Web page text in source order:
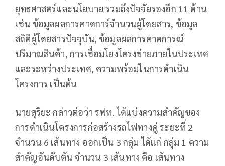
ยุทธศาสตร์และนโยบาย รวมถึงปัจจัยรองอีก 11 ด้าน
เช่น ข้อมูลผลการคาดการ์จำนวนผู้โดยสาร, ข้อมูล
สถิติผู้โดยสารปัจจุบัน, ข้อมูลผลการคาดการณ์
ปริมาณสินค้า, การเชื่อมโยงโครงข่ายภายในประเทศ
และระหว่างประเทศ, ความพร้อมในการดำเนิน
โครงการ เป็นต้น
นายสุริยะ กล่าวต่อว่า รฟท. ได้แบ่งความสำคัญของ
การดำเนินโครงการก่อสร้างรถไฟทางคู่ ระยะที่ 2
จำนวน 6 เส้นทาง ออกเป็น 3 กลุ่ม ได้แก่ กลุ่ม 1 ความ
สำคัญอันดับต้น จำนวน 3 เส้นทาง คือ เส้นทาง